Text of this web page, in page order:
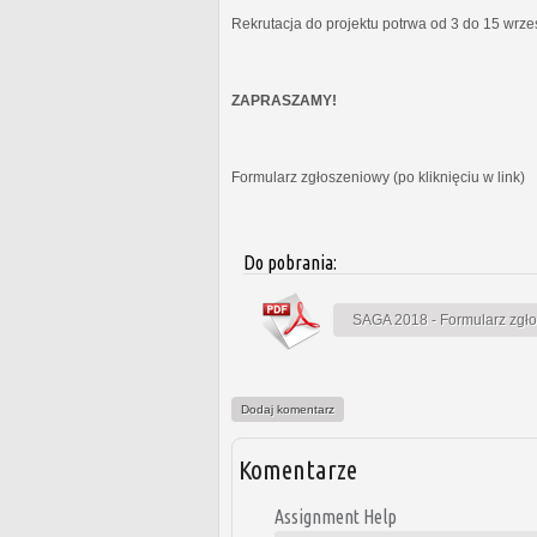
Rekrutacja do projektu potrwa od 3 do 15
ZAPRASZAMY!
Formularz zgłoszeniowy (po kliknięciu w link)
Do pobrania:
SAGA 2018 - Formularz
Dodaj komentarz
Komentarze
Assignment Help